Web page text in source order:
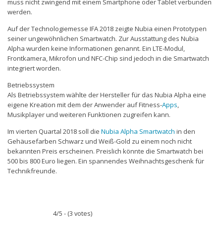
muss nicht zwingend mit einem Smartphone oder Tablet verbunden
werden.
Auf der Technologiemesse IFA 2018 zeigte Nubia einen Prototypen
seiner ungewöhnlichen Smartwatch. Zur Ausstattung des Nubia
Alpha wurden keine Informationen genannt. Ein LTE-Modul,
Frontkamera, Mikrofon und NFC-Chip sind jedoch in die Smartwatch
integriert worden.
Betriebssystem
Als Betriebssystem wählte der Hersteller für das Nubia Alpha eine
eigene Kreation mit dem der Anwender auf Fitness-Apps,
Musikplayer und weiteren Funktionen zugreifen kann.
Im vierten Quartal 2018 soll die Nubia Alpha Smartwatch in den
Gehäusefarben Schwarz und Weiß-Gold zu einem noch nicht
bekannten Preis erscheinen. Preislich könnte die Smartwatch bei
500 bis 800 Euro liegen. Ein spannendes Weihnachtsgeschenk für
Technikfreunde.
4/5 - (3 votes)